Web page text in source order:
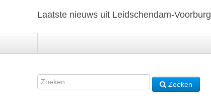
Laatste nieuws uit Leidschendam-Voorburg
Zoeken